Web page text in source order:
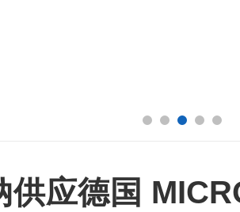
供应德国